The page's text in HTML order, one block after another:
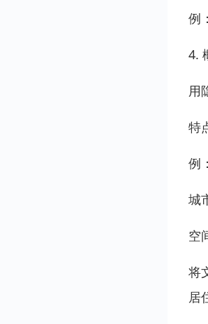
例
4.
用
特
例
城
空
将
居